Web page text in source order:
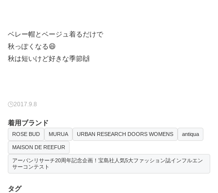
ベレー帽とベージュ着るだけで
秋っぽくなる😄
秋は短いけど好きな季節🙌
2017.9.8
着用ブランド
ROSE BUD MURUA URBAN RESEARCH DOORS WOMENS antiqua
MAISON DE REEFUR
アーバンリサーチ20周年記念企画！宝島社人気5大ファッション誌インフルエン
サーコンテスト
タグ